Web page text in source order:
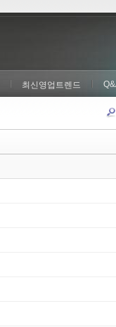
최신영업트렌드